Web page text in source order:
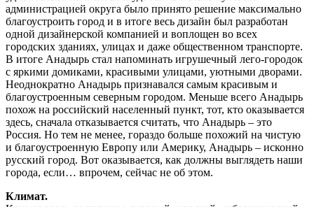
администрацией округа было принято решение максимально
благоустроить город и в итоге весь дизайн был разработан
одной дизайнерской компанией и воплощен во всех
городских зданиях, улицах и даже общественном транспорте.
В итоге Анадырь стал напоминать игрушечный лего-городок
с яркими домиками, красивыми улицами, уютными дворами.
Неоднократно Анадырь признавался самым красивым и
благоустроенным северным городом. Меньше всего Анадырь
похож на российский населенный пункт, тот, кто оказывается
здесь, сначала отказывается считать, что Анадырь – это
Россия. Но тем не менее, гораздо больше похожий на чистую
и благоустроенную Европу или Америку, Анадырь – исконно
русский город. Вот оказывается, как должны выглядеть наши
города, если… впрочем, сейчас не об этом.
Климат.